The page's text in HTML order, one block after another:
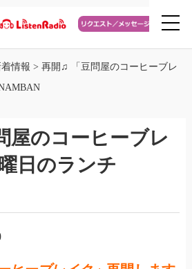
情報 > 再開♫ 「豆問屋のコーヒーブレ
屋のコーヒーブレ
日のランチ